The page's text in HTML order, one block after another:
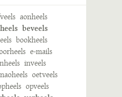
aonheels
beveels
bookheels
e-mails
inveels
naoheels oetveels
opveels